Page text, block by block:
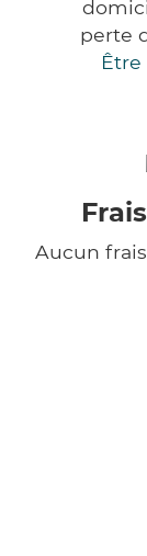
perte
Aucun